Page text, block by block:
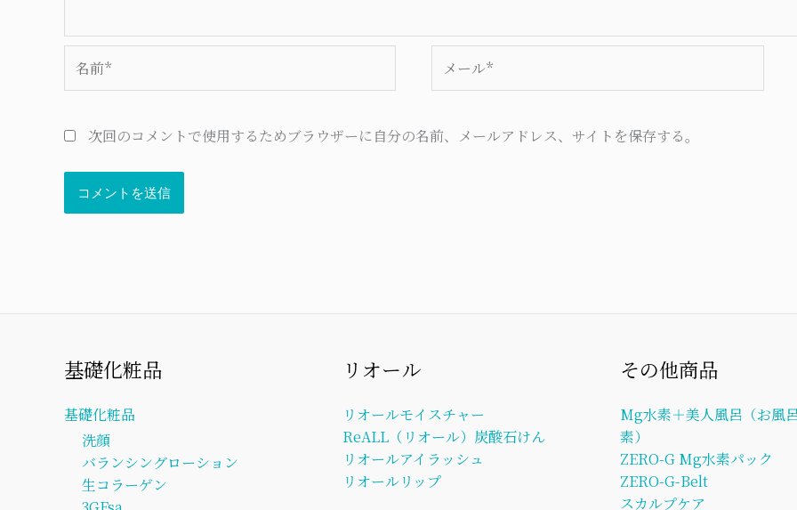
前
ー
次回のコメントで使用するためブラウザーに自分の名前、メールアドレス、サイトを保存する。
基礎化粧品
基礎化粧品
洗顔
バランシングローション
生コラーゲン
リオール
リオールモイスチャー
ReALL（リオール）炭酸石けん
リオールアイラッシュ
リオールリップ
その他商品
Mg水素＋美人風呂（お風
素）
ZERO-G Mg水素パック
ZERO-G-Belt
スカルプケア